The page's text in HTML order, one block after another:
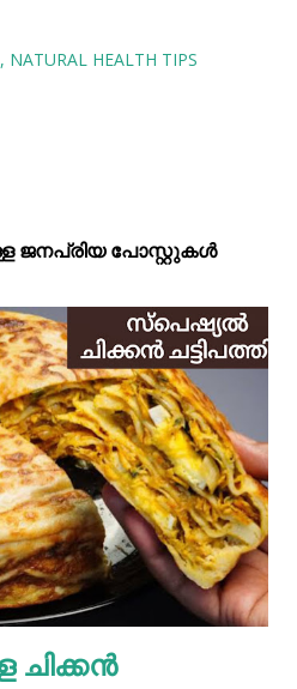
NATURAL HEALTH TIPS
ജനപ്രിയ പോസ്റ്റുകള്‍‌